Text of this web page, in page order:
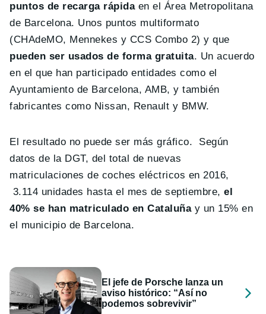
puntos de recarga rápidaen el Área Metropolitana
de Barcelona. Unos puntos multiformato
(CHAdeMO, Mennekes y CCS Combo 2) y que
pueden ser usados de forma gratuita. Un acuerdo
en el que han participado entidades como el
Ayuntamiento de Barcelona, AMB, y también
fabricantes como Nissan, Renault y BMW.
El resultado no puede ser más gráfico. Según
datos de la DGT, del total de nuevas
matriculaciones de coches eléctricos en 2016,
3.114 unidades hasta el mes de septiembre, el
40% se han matriculado en Cataluñay un 15% en
el municipio de Barcelona.
El jefe de Porsche lanza un
aviso histórico: “Así no
podemos sobrevivir”